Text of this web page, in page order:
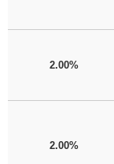
2.00%
2.00%